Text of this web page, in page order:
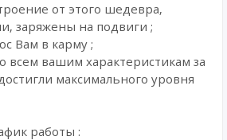
от этого шедевра,
заряжены на подвиги ;
Вам в карму ;
всем вашим характеристикам за
максимального уровня
работы :